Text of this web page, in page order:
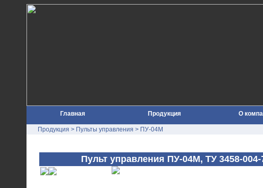
Главная Продукция О
Продукция > Пульты управления > ПУ-04М
Пульт управления ПУ-04M, ТУ 3458-004-